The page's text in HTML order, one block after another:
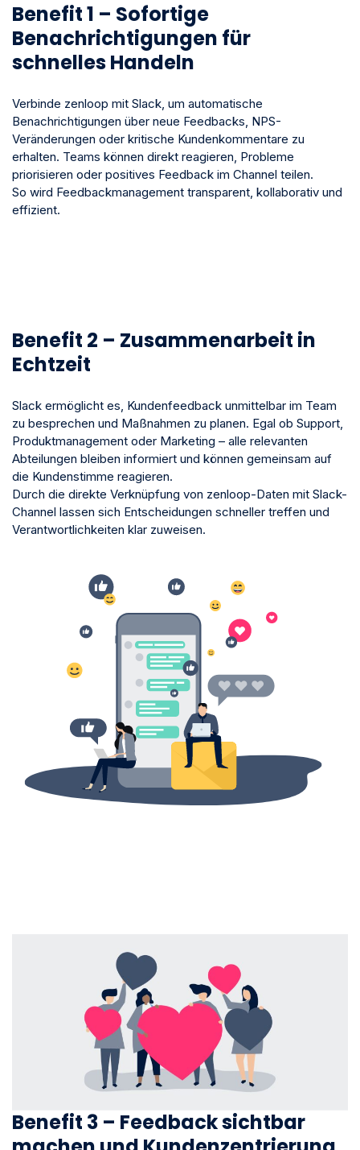
Benefit 1 – Sofortige
Benachrichtigungen für
schnelles Handeln
Verbinde zenloop mit Slack, um automatische
Benachrichtigungen über neue Feedbacks, NPS-
Veränderungen oder kritische Kundenkommentare zu
erhalten. Teams können direkt reagieren, Probleme
priorisieren oder positives Feedback im Channel teilen.
So wird Feedbackmanagement transparent, kollaborativ und
effizient.
Benefit 2 – Zusammenarbeit in
Echtzeit
Slack ermöglicht es, Kundenfeedback unmittelbar im Team
zu besprechen und Maßnahmen zu planen. Egal ob Support,
Produktmanagement oder Marketing – alle relevanten
Abteilungen bleiben informiert und können gemeinsam auf
die Kundenstimme reagieren.
Durch die direkte Verknüpfung von zenloop-Daten mit Slack-
Channel lassen sich Entscheidungen schneller treffen und
Verantwortlichkeiten klar zuweisen.
Benefit 3 – Feedback sichtbar